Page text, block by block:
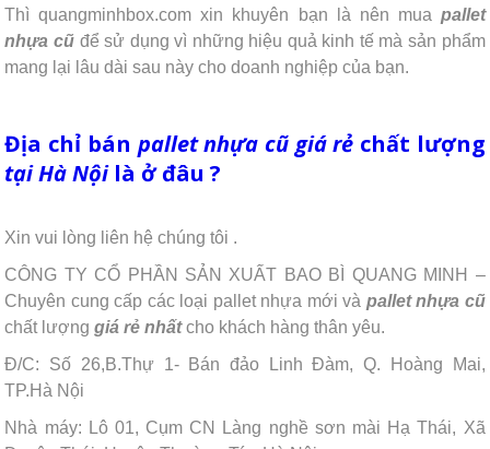
Thì quangminhbox.com xin khuyên bạn là nên mua pallet
nhựa cũ để sử dụng vì những hiệu quả kinh tế mà sản phẩm
mang lại lâu dài sau này cho doanh nghiệp của bạn.
Địa chỉ bán pallet nhựa cũ giá rẻ chất lượng
tại Hà Nộilà ở đâu ?
Xin vui lòng liên hệ chúng tôi .
CÔNG TY CỔ PHẦN SẢN XUẤT BAO BÌ QUANG MINH –
Chuyên cung cấp các loại pallet nhựa mới và pallet nhựa cũ
chất lượnggiá rẻ nhấtcho khách hàng thân yêu.
Đ/C: Số 26,B.Thự 1- Bán đảo Linh Đàm, Q. Hoàng Mai,
TP.Hà Nội
Nhà máy: Lô 01, Cụm CN Làng nghề sơn mài Hạ Thái, Xã